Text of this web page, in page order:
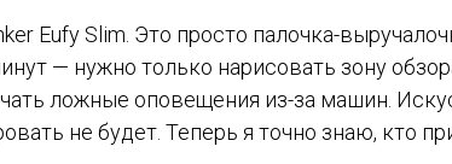
Eufy Slim. Это просто палочка-
— нужно только нарисовать зону
ложные оповещения из-за машин.
не будет. Теперь я точно знаю, кто